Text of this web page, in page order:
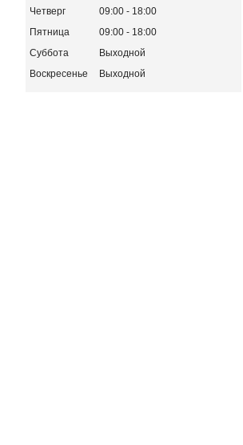
Четверг
09:00
18:00
Пятница
09:00
18:00
Суббота
Выходной
Воскресенье
Выходной